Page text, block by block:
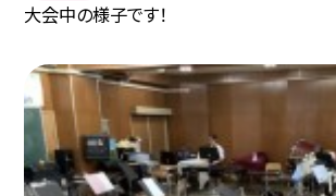
大会中の様子です！